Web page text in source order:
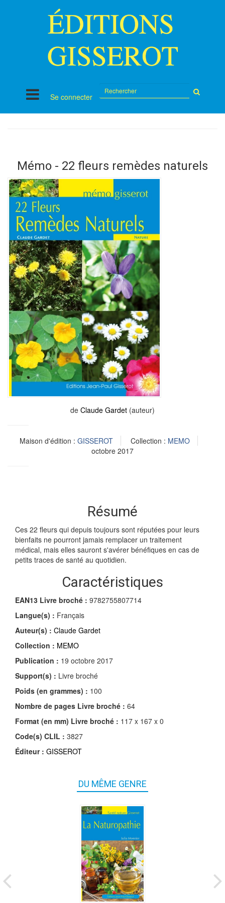
Se connecter
sur
Mémo - 22 fleurs remèdes naturels
de Claude Gardet (auteur)
Maison d'édition : GISSEROT Collection : MEMO
octobre 2017
Résumé
Ces 22 fleurs qui depuis toujours sont réputées pour leurs
bienfaits ne pourront jamais remplacer un traitement
médical, mais elles sauront s'avérer bénéfiques en cas de
petits traces de santé au quotidien.
Caractéristiques
EAN13 Livre broché : 9782755807714
Langue(s) : Français
Auteur(s) : Claude Gardet
Collection : MEMO
Publication : 19 octobre 2017
Support(s) : Livre broché
Poids (en grammes) : 100
Nombre de pages Livre broché : 64
Format (en mm) Livre broché : 117 x 167 x 0
Code(s) CLIL : 3827
Éditeur : GISSEROT
DU MÊME GENRE